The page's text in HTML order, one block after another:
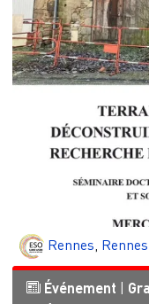
Rennes
Événement |